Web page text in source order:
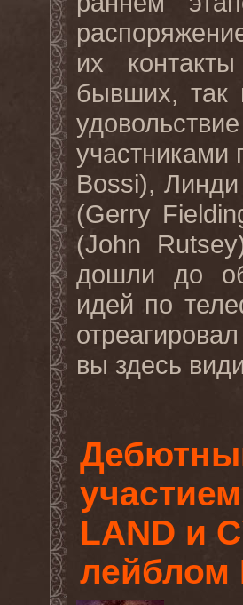
их
бывших, так
участниками
Bossi),
(Gerry
(John
дошли до
идей по
вы здесь
LAND и
лейблом